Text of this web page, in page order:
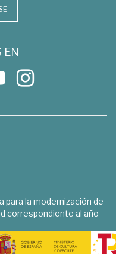
EN
para la modernización de
correspondiente al año